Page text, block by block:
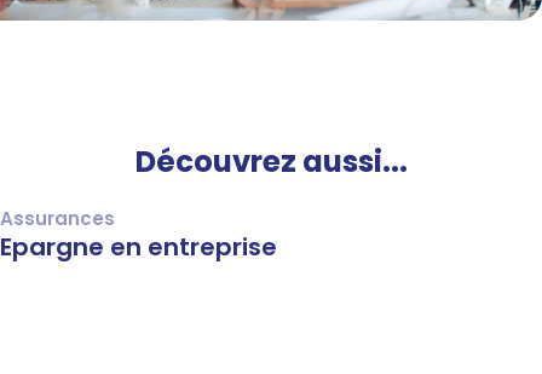
Découvrez aussi...
Assurances
Epargne en entreprise